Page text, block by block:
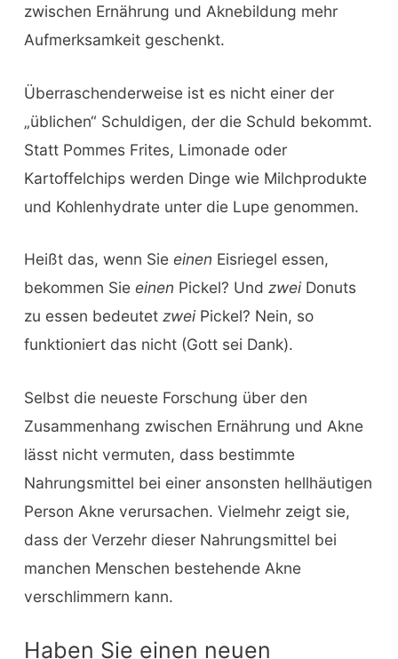
zwischen Ernährung und Aknebildung mehr
Aufmerksamkeit geschenkt.
Überraschenderweise ist es nicht einer der
„üblichen“ Schuldigen, der die Schuld bekommt.
Statt Pommes Frites, Limonade oder
Kartoffelchips werden Dinge wie Milchprodukte
und Kohlenhydrate unter die Lupe genommen.
Heißt das, wenn Sie einen Eisriegel essen,
bekommen Sieeinen Pickel? Und zwei Donuts
zu essen bedeutet zweiPickel? Nein, so
funktioniert das nicht (Gott sei Dank).
Selbst die neueste Forschung über den
Zusammenhang zwischen Ernährung und Akne
lässt nicht vermuten, dass bestimmte
Nahrungsmittel bei einer ansonsten hellhäutigen
Person Akne verursachen. Vielmehr zeigt sie,
dass der Verzehr dieser Nahrungsmittel bei
manchen Menschen bestehende Akne
verschlimmern kann.
Haben Sie einen neuen